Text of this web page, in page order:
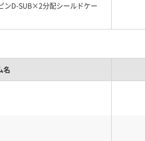
ンD-SUB×2分配シールドケー
名